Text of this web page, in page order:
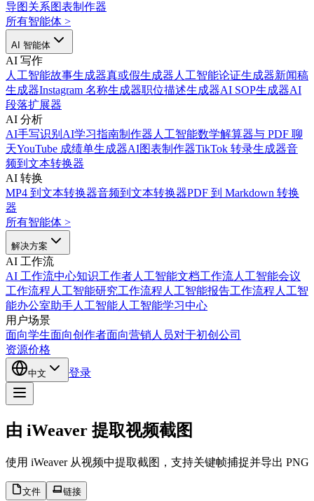
导图关系图表制作器
所有智能体 >
AI 智能体
AI 写作
人工智能故事生成器真或假生成器 人工智能论证生成器新闻稿
生成器Instagram 名称生成器职位描述生成器AI SOP生成器AI
段落扩展器
AI 分析
AI手写识别 AI学习指南制作器 人工智能数学解算器与 PDF 聊
天YouTube 成绩单生成器AI图表制作器TikTok 转录生成器音
频到文本转换器
AI 转换
MP4 到文本转换器音频到文本转换器PDF 到 Markdown 转换
器
所有智能体 >
解决方案
AI 工作流
AI 工作流中心知识工作者人工智能文档工作流人工智能会议
工作流程人工智能研究工作流程人工智能报告工作流程人工智
能办公室助手人工智能人工智能学习中心
用户场景
面向学生面向创作者面向营销人员对于初创公司
资源价格
中文 登录
由 iWeaver 提取视频截图
使用 iWeaver 从视频中提取截图，支持关键帧捕捉并导出
文件 链接